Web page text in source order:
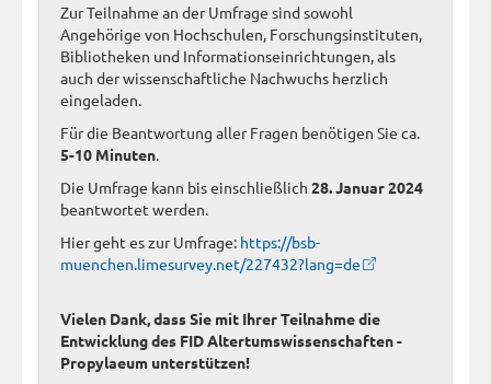
Zur Teilnahme an der Umfrage sind sowohl
Angehörige von Hochschulen, Forschungsinstituten,
Bibliotheken und Informationseinrichtungen, als
auch der wissenschaftliche Nachwuchs herzlich
eingeladen.
Für die Beantwortung aller Fragen benötigen Sie ca.
5-10 Minuten.
Die Umfrage kann bis einschließlich 28. Januar 2024
beantwortet werden.
Hier geht es zur Umfrage: https://bsb-
muenchen.limesurvey.net/227432?lang=de
Vielen Dank, dass Sie mit Ihrer Teilnahme die
Entwicklung des FID Altertumswissenschaften -
Propylaeum unterstützen!